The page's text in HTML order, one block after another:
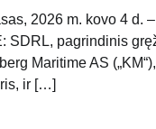
2026 m. kovo 4 d.
SDRL, pagrindinis
Maritime AS
ir […]